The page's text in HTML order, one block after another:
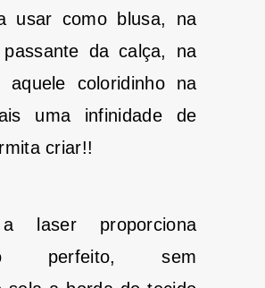
usar como blusa, na
da calça, na
aquele coloridinho na
uma infinidade de
criar!!
laser proporciona
perfeito, sem